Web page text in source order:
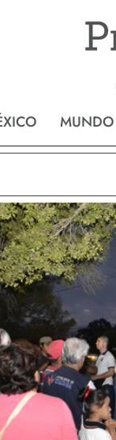
MUNDO
Reynosa